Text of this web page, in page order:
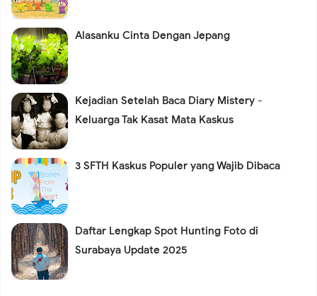
Alasanku Cinta Dengan Jepang
Kejadian Setelah Baca Diary Mistery -
Keluarga Tak Kasat Mata Kaskus
3 SFTH Kaskus Populer yang Wajib Dibaca
Daftar Lengkap Spot Hunting Foto di
Surabaya Update 2025